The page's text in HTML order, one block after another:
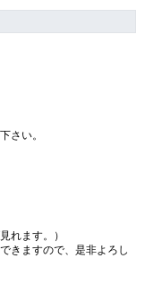
さい。
れます。）
きますので、是非よろし